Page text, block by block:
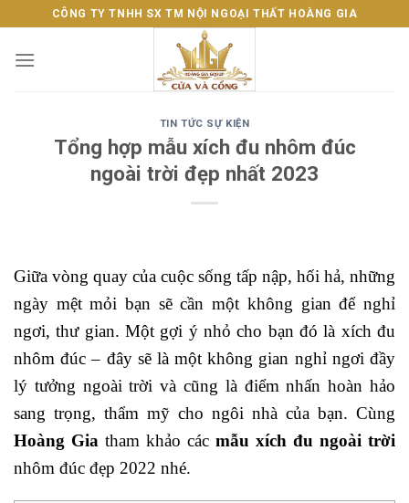
to
content
CÔNG TY TNHH SX TM NỘI NGOẠI THẤT HOÀNG GIA
TIN TỨC SỰ KIỆN
Tổng hợp mẫu xích đu nhôm đúc
ngoài trời đẹp nhất 2023
Giữa vòng quay của cuộc sống tấp nập, hối hả, những
ngày mệt mỏi bạn sẽ cần một không gian để nghỉ
ngơi, thư gian. Một gợi ý nhỏ cho bạn đó là xích đu
nhôm đúc – đây sẽ là một không gian nghỉ ngơi đầy
lý tưởng ngoài trời và cũng là điểm nhấn hoàn hảo
sang trọng, thẩm mỹ cho ngôi nhà của bạn. Cùng
Hoàng Gia tham khảo các mẫu xích đu ngoài trời
nhôm đúc đẹp 2022 nhé.